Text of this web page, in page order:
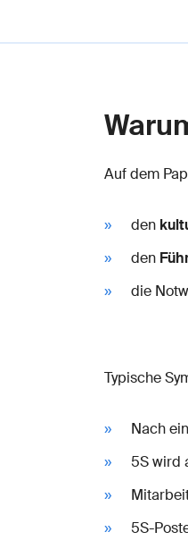
Auf dem
den
den
die
Typische
Nach
5S wird
5S-